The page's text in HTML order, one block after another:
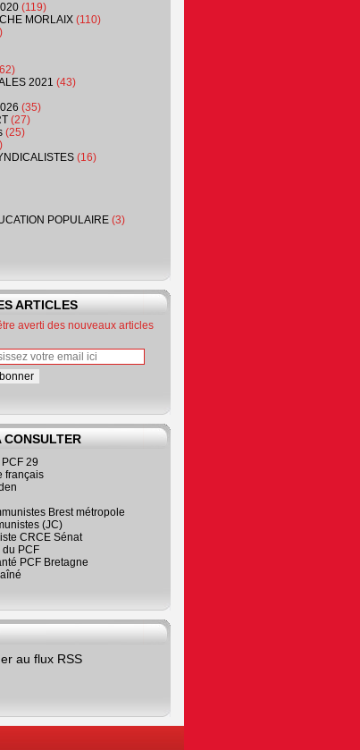
(119)
MORLAIX (110)
2021 (43)
(35)
(27)
(25)
(16)
POPULAIRE (3)
ARTICLES
averti des nouveaux articles
CONSULTER
29
français
Brest métropole
(JC)
CRCE Sénat
du PCF
PCF Bretagne
au flux RSS